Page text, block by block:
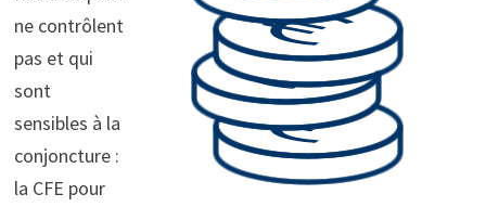
ne contrôlent
pas et qui
sont
sensibles à la
conjoncture :
la CFE pour